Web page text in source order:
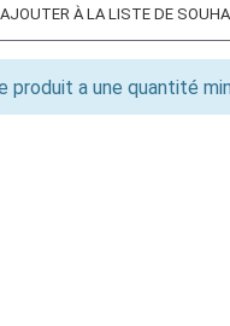
DE PALETTE
par palette: 250.00
pallet: 46x44x45
AJOUTER À LA LISTE DE
produit a une quantité